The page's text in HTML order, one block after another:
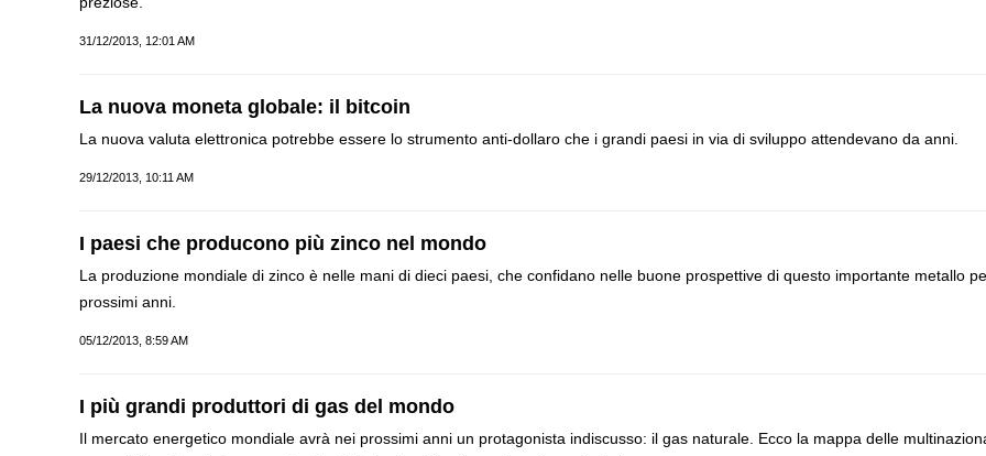
31/12/2013, 12:01 AM
La nuova moneta globale: il bitcoin
La nuova valuta elettronica potrebbe essere lo strumento anti-dollaro che i grandi paesi in via di sviluppo attendevano da anni.
29/12/2013, 10:11 AM
I paesi che producono più zinco nel mondo
La produzione mondiale di zinco è nelle mani di dieci paesi, che confidano nelle buone prospettive di questo importante metallo
prossimi anni.
05/12/2013, 8:59 AM
I più grandi produttori di gas del mondo
Il mercato energetico mondiale avrà nei prossimi anni un protagonista indiscusso: il gas naturale. Ecco la mappa delle